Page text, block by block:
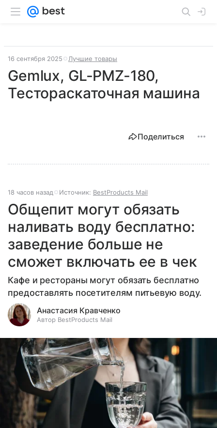
16 сентября 2025 Лучшие товары
Gemlux, GL-PMZ-180,
Тестораскаточная машина
Поделиться
18 часов назад Источник: BestProducts Mail
Общепит могут обязать
наливать воду бесплатно:
заведение больше не
сможет включать ее в чек
Кафе и рестораны могут обязать бесплатно
предоставлять посетителям питьевую воду.
Анастасия Кравченко
Автор BestProducts Mail